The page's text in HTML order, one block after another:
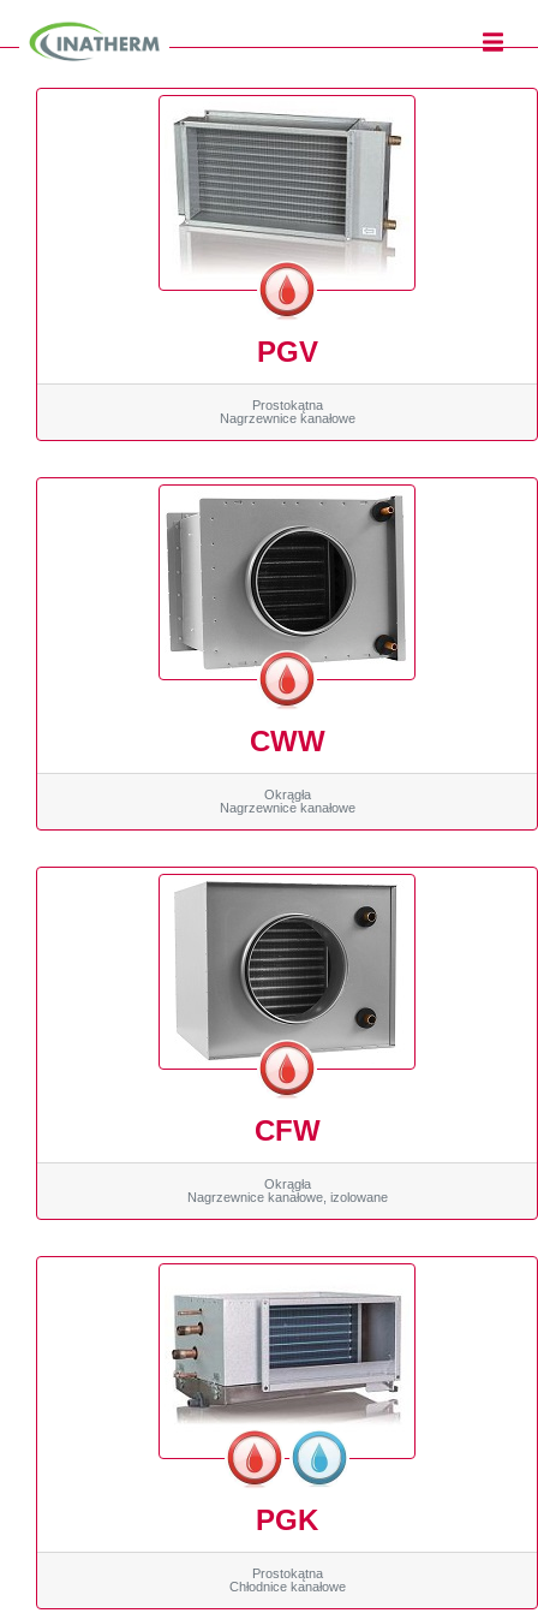
PGV
Prostokątna
Nagrzewnice kanałowe
CWW
Okrągła
Nagrzewnice kanałowe
CFW
Okrągła
Nagrzewnice kanałowe, izolowane
PGK
Prostokątna
Chłodnice kanałowe